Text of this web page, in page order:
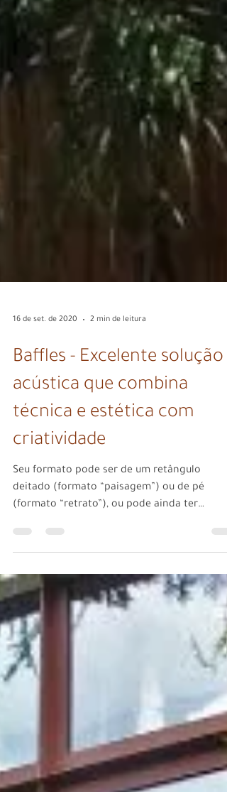
Baffles - Excelente solução
acústica que combina
técnica e estética com
criatividade
Seu formato pode ser de um retângulo
deitado (formato “paisagem”) ou de pé
(formato “retrato”), ou pode ainda ter
formatos personalizados.